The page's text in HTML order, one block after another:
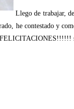
Llego de trabajar,
he contestado y